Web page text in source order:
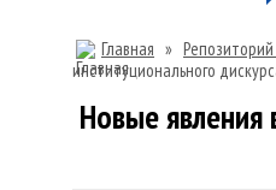
Главная »
институционального
Новые явления